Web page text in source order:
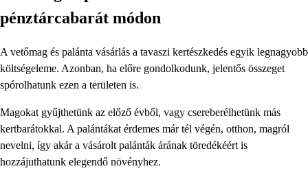
pénztárcabarát módon
A vetőmag és palánta vásárlás a tavaszi kertészkedés egyik legnagyobb
költségeleme. Azonban, ha előre gondolkodunk, jelentős összeget
spórolhatunk ezen a területen is.
Magokat gyűjthetünk az előző évből, vagy csereberélhetünk más
kertbarátokkal. A palántákat érdemes már tél végén, otthon, magról
nevelni, így akár a vásárolt palánták árának töredékéért is
hozzájuthatunk elegendő növényhez.